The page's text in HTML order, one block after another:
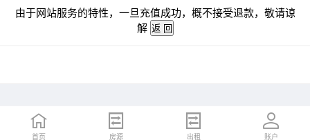
由于网站服务的特性，一旦充值成功，概不接受退款，敬请谅
解
首页 房源 出租 账户